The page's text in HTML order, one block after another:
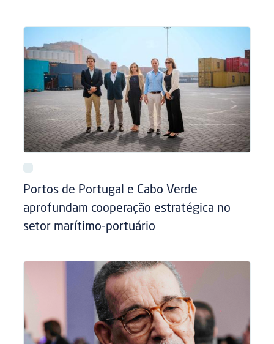
Portos de Portugal e Cabo Verde
aprofundam cooperação estratégica no
setor marítimo-portuário